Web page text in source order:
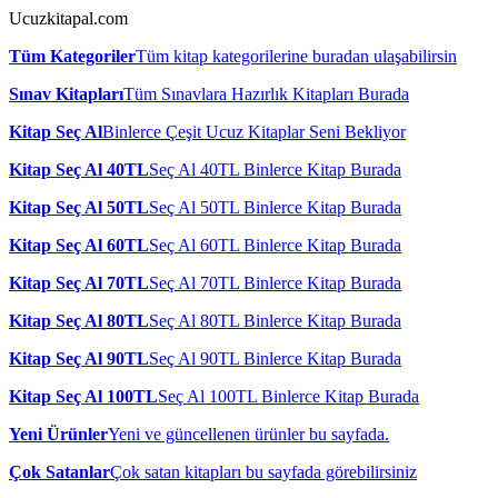
Ucuzkitapal.com
Tüm KategorilerTüm kitap kategorilerine buradan ulaşabilirsin
Sınav KitaplarıTüm Sınavlara Hazırlık Kitapları Burada
Kitap Seç AlBinlerce Çeşit Ucuz Kitaplar Seni Bekliyor
Kitap Seç Al 40TLSeç Al 40TL Binlerce Kitap Burada
Kitap Seç Al 50TLSeç Al 50TL Binlerce Kitap Burada
Kitap Seç Al 60TLSeç Al 60TL Binlerce Kitap Burada
Kitap Seç Al 70TLSeç Al 70TL Binlerce Kitap Burada
Kitap Seç Al 80TLSeç Al 80TL Binlerce Kitap Burada
Kitap Seç Al 90TLSeç Al 90TL Binlerce Kitap Burada
Kitap Seç Al 100TLSeç Al 100TL Binlerce Kitap Burada
Yeni ÜrünlerYeni ve güncellenen ürünler bu sayfada.
Çok SatanlarÇok satan kitapları bu sayfada görebilirsiniz